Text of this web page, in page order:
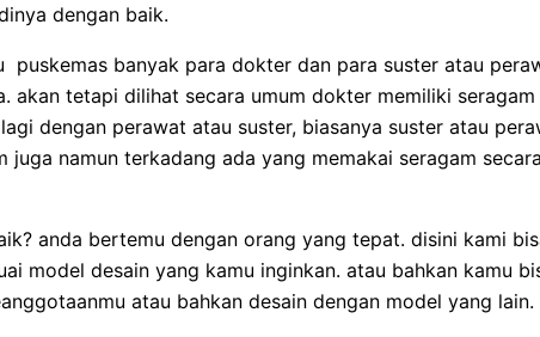
dengan baik.
puskemas banyak para dokter dan para suster atau
akan tetapi dilihat secara umum dokter memiliki
dengan perawat atau suster, biasanya suster atau
juga namun terkadang ada yang memakai seragam
anda bertemu dengan orang yang tepat. disini kami
model desain yang kamu inginkan. atau bahkan kamu
atau bahkan desain dengan model yang lain.